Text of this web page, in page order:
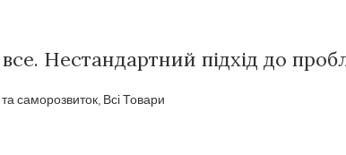
Нестандартний підхід до
саморозвиток, Всі Товари